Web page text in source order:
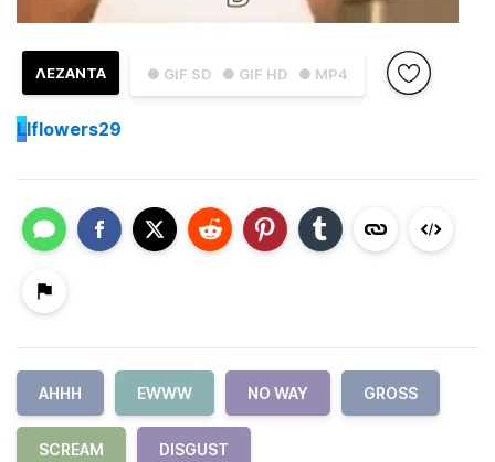
● GIF SD ● GIF HD ● MP4
ΛΕΖΑΝΤΑ
Llflowers29
AHHH EWWW NO WAY GROSS
SCREAM DISGUST